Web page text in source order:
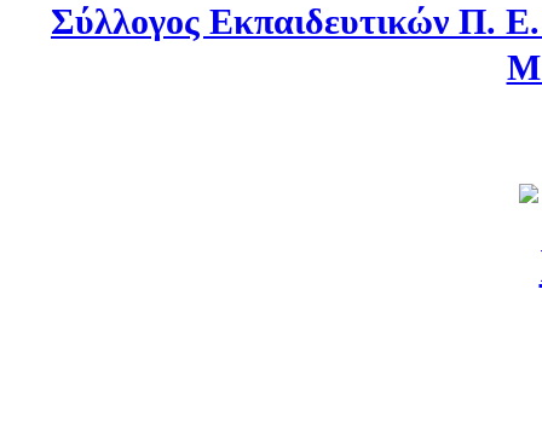
Σύλλογος Εκπαιδευτικών Π.